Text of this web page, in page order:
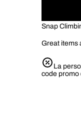
Snap
Great items
La
code promo